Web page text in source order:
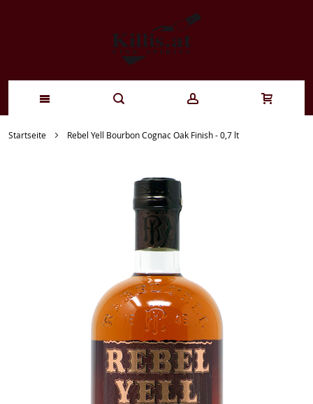
Zum
Startseite Rebel Yell Bourbon Cognac Oak Finish - 0,7 lt